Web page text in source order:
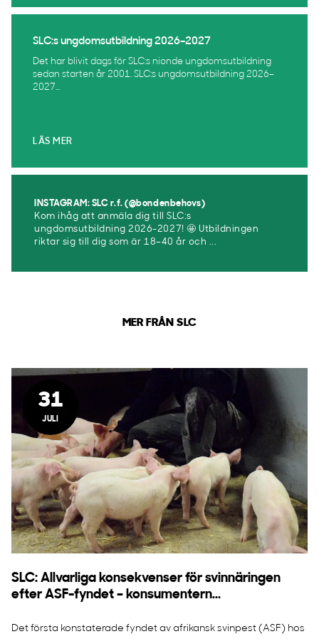
SLC:s ungdomsutbildning 2026–2027
Det har blivit dags för SLC:s nionde ungdomsutbildning
sedan starten år 2001. SLC:s ungdomsutbildning 2026–
2027...
LÄS MER
INSTAGRAM: SLC r.f. (@bondenbehovs)
Kom ihåg att anmäla dig till SLC:s
ungdomsutbildning 2026-2027! 🤩 Utbildningen
riktar sig till dig som är 18–40 år och ...
MER FRÅN SLC
31
JULI
SLC: Allvarliga konsekvenser för svinnäringen
efter ASF-fyndet – konsumentern...
Det första konstaterade fyndet av afrikansk svinpest (ASF) hos